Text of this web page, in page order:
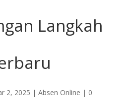
Langkah
2, 2025 | Absen Online | 0